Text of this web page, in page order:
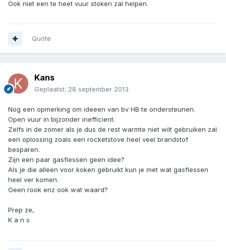
Ook niet een te heet vuur stoken zal helpen.
Quote
Kans
Geplaatst: 28 september 2013
Nog een opmerking om ideeen van bv HB te ondersteunen.
Open vuur in bijzonder inefficient.
Zelfs in de zomer als je dus de rest warmte niet wilt gebruiken zal
een oplossing zoals een rocketstove heel veel brandstof
besparen.
Zijn een paar gasflessen geen idee?
Als je die alleen voor koken gebruikt kun je met wat gasflessen
heel ver komen.
Geen rook enz ook wat waard?
Prep ze,
K a n s